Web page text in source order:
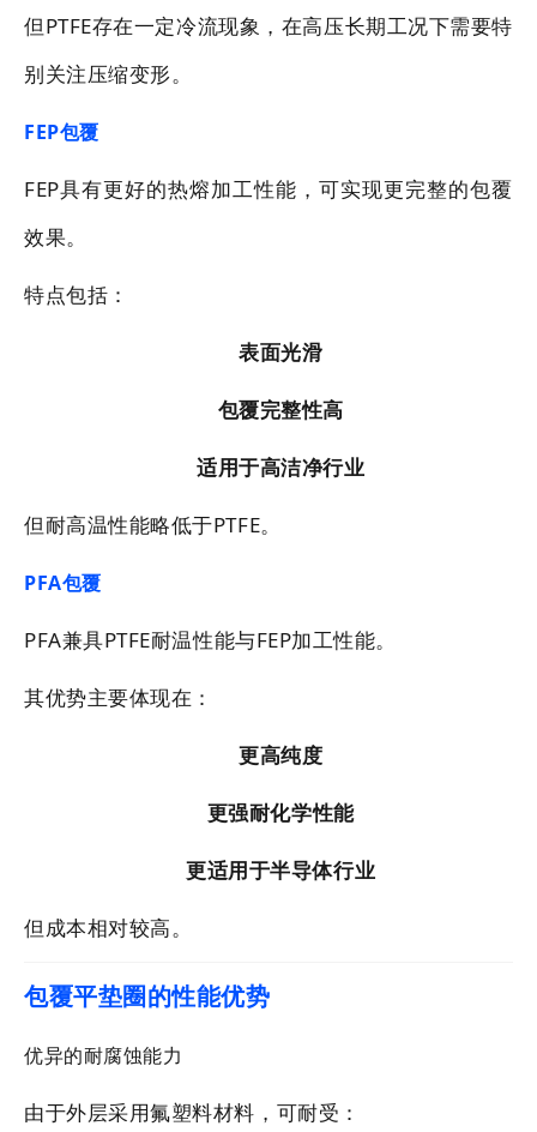
但PTFE存在一定冷流现象，在高压长期工况下需要特
别关注压缩变形。
FEP包覆
FEP具有更好的热熔加工性能，可实现更完整的包覆
效果。
特点包括：
表面光滑
包覆完整性高
适用于高洁净行业
但耐高温性能略低于PTFE。
PFA包覆
PFA兼具PTFE耐温性能与FEP加工性能。
其优势主要体现在：
更高纯度
更强耐化学性能
更适用于半导体行业
但成本相对较高。
包覆平垫圈的性能优势
优异的耐腐蚀能力
由于外层采用氟塑料材料，可耐受：